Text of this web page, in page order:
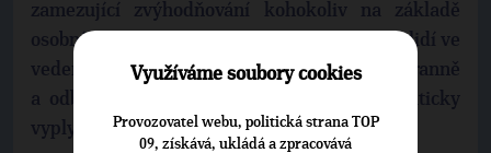
zamezující zvýhodňování kohokoliv na základě
osobních preferencí či stranické příslušnosti lidí ve
vedení kraje a obcí. Je nutné rozhodovat nestranně
a odborně. Vše další již pak z toho automaticky
vyplyne.
Využíváme soubory cookies
Provozovatel webu, politická strana TOP
09, získává, ukládá a zpracovává